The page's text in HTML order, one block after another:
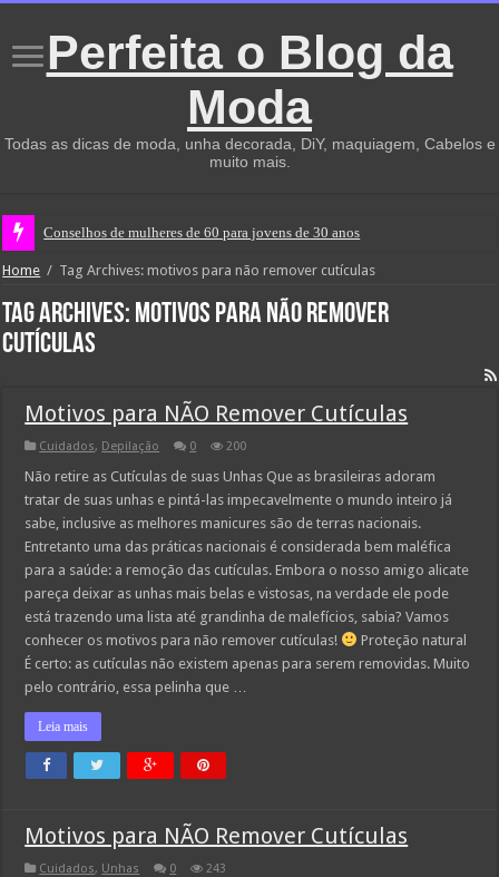
Perfeita o Blog da
Moda
Todas as dicas de moda, unha decorada, DiY, maquiagem, Cabelos e
muito mais.
Conselhos de mulheres de 60 para jovens de 30 anos
Home / Tag Archives: motivos para não remover cutículas
Tag Archives: motivos para não remover
cutículas
Motivos para NÃO Remover Cutículas
Cuidados, Depilação 0 200
Não retire as Cutículas de suas Unhas Que as brasileiras adoram
tratar de suas unhas e pintá-las impecavelmente o mundo inteiro já
sabe, inclusive as melhores manicures são de terras nacionais.
Entretanto uma das práticas nacionais é considerada bem maléfica
para a saúde: a remoção das cutículas. Embora o nosso amigo alicate
pareça deixar as unhas mais belas e vistosas, na verdade ele pode
está trazendo uma lista até grandinha de malefícios, sabia? Vamos
conhecer os motivos para não remover cutículas!
Proteção natural
É certo: as cutículas não existem apenas para serem removidas. Muito
pelo contrário, essa pelinha que …
Leia mais
Motivos para NÃO Remover Cutículas
Cuidados, Unhas 0 243